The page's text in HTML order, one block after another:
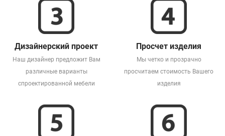
Дизайнерский проект
Наш дизайнер предложит Вам
различные варианты
спроектированной мебели
Просчет изделия
Мы четко и прозрачно
просчитаем стоимость Вашего
изделия